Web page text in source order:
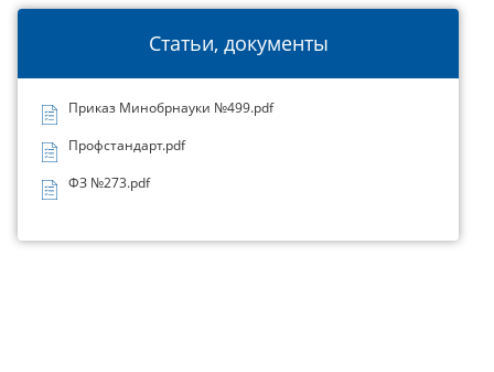
Статьи, документы
Приказ Минобрнауки №499.pdf
Профстандарт.pdf
ФЗ №273.pdf